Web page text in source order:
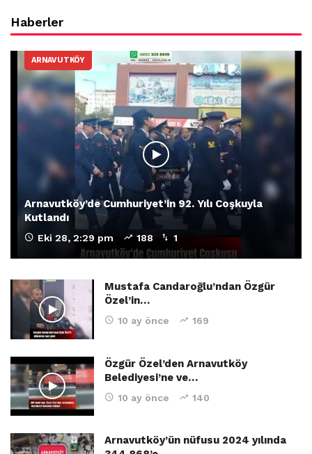
Haberler
ARNAVUTKÖY
Arnavutköy’de Cumhuriyet’in 92. Yılı Coşkuyla
Kutlandı
Eki 28, 2:29 pm 188 1
Mustafa Candaroğlu’ndan Özgür
Özel’in…
10 ay önce 169
Özgür Özel’den Arnavutköy
Belediyesi’ne ve…
10 ay önce 140
Arnavutköy’ün nüfusu 2024 yılında